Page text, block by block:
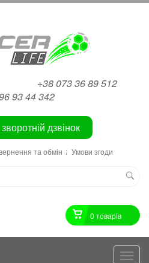
+38 073 36 89 512
93 44 342
дзвінок
та обмін Умови згоди
0 товарiв